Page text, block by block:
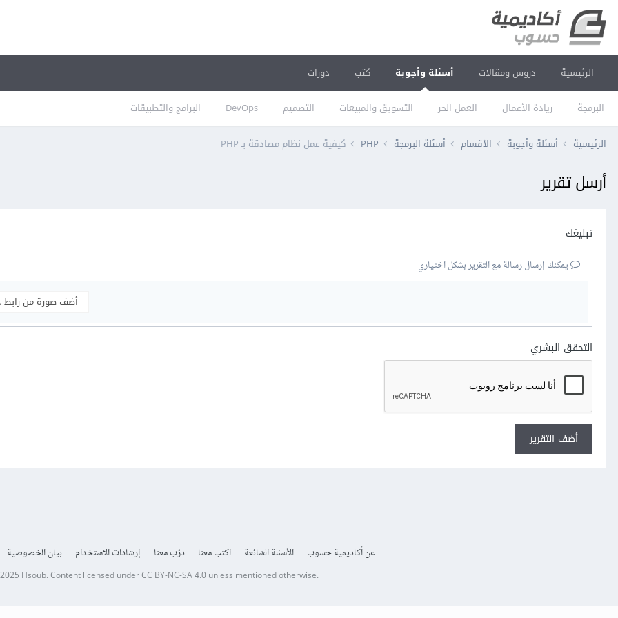
الرئيسية دروس ومقالات أسئلة وأجوبة
البرمجة ريادة الأعمال العمل الحر التسويق والمبيعات التصميم DevOps البرامج والتطبيقات
كتب دورات
الرئيسية أسئلة وأجوبة الأقسام أسئلة البرمجة PHP كيفية عمل نظام مصادقة بـ PHP
أرسل تقرير
تبليغك
يمكنك إرسال رسالة مع التقرير بشكل اختياري
أضف صورة من رابط
التحقق البشري
أضف التقرير
عن أكاديمية حسوب الأسئلة الشائعة اكتب معنا درّب معنا إرشادات الاستخدام بيان الخصوصية
Hsoub.Content licensed underCC BY-NC-SA 4.0unless mentioned otherwise.